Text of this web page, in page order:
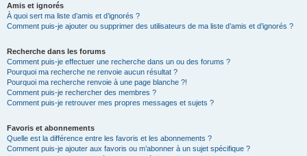
Amis et ignorés
À quoi sert ma liste d’amis et d’ignorés ?
Comment puis-je ajouter ou supprimer des utilisateurs de ma liste d’amis et d’ignorés ?
Recherche dans les forums
Comment puis-je effectuer une recherche dans un ou des forums ?
Pourquoi ma recherche ne renvoie aucun résultat ?
Pourquoi ma recherche renvoie à une page blanche ?!
Comment puis-je rechercher des membres ?
Comment puis-je retrouver mes propres messages et sujets ?
Favoris et abonnements
Quelle est la différence entre les favoris et les abonnements ?
Comment puis-je ajouter aux favoris ou m’abonner à un sujet spécifique ?